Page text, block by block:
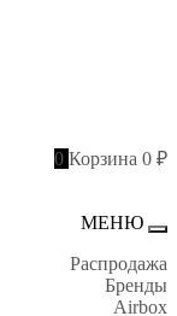
0 Корзина 0 ₽
МЕНЮ
Распродажа
Бренды
Airbox